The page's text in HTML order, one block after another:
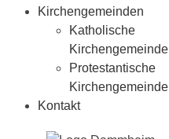
Kirchengemeinden
Katholische
Kirchengemeinde
Protestantische
Kirchengemeinde
Kontakt